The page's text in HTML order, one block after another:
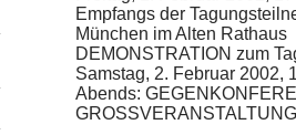
Empfangs der
München im Alten Rathaus
DEMONSTRATION zum
Samstag, 2. Februar 2002,
Abends: